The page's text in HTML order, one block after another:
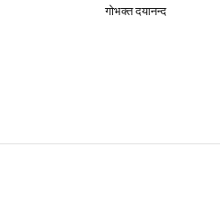
गोभक्त दयानन्द